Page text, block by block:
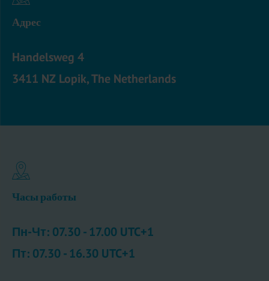
Адрес
Handelsweg 4
3411 NZ Lopik, The Netherlands
Часы работы
Пн-Чт: 07.30 - 17.00 UTC+1
Пт: 07.30 - 16.30 UTC+1